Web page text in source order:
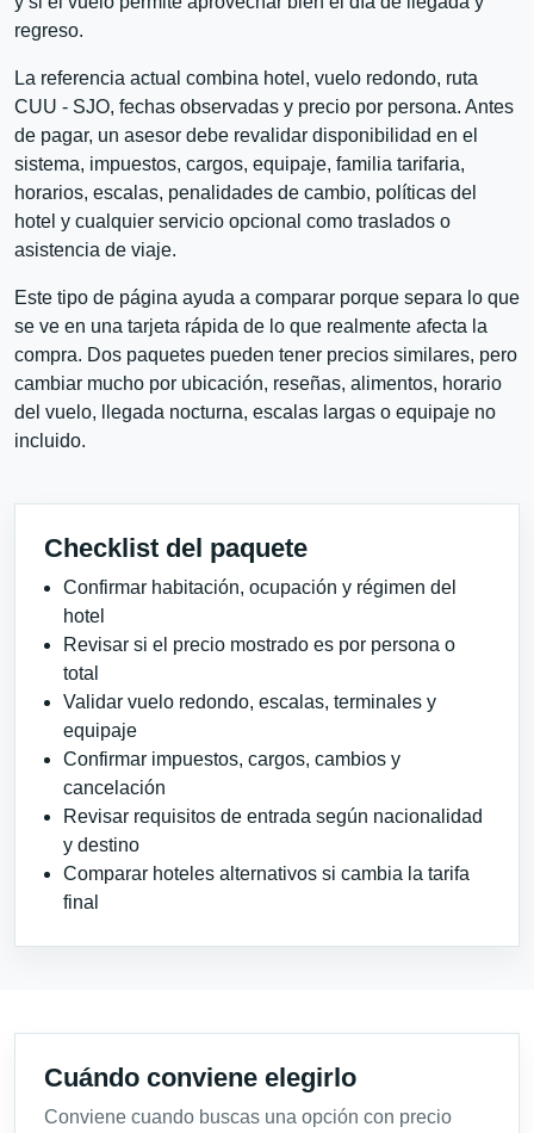
regreso.
La referencia actual combina hotel, vuelo redondo, ruta
CUU - SJO, fechas observadas y precio por persona. Antes
de pagar, un asesor debe revalidar disponibilidad en el
sistema, impuestos, cargos, equipaje, familia tarifaria,
horarios, escalas, penalidades de cambio, políticas del
hotel y cualquier servicio opcional como traslados o
asistencia de viaje.
Este tipo de página ayuda a comparar porque separa lo que
se ve en una tarjeta rápida de lo que realmente afecta la
compra. Dos paquetes pueden tener precios similares, pero
cambiar mucho por ubicación, reseñas, alimentos, horario
del vuelo, llegada nocturna, escalas largas o equipaje no
incluido.
Checklist del paquete
Confirmar habitación, ocupación y régimen del
hotel
Revisar si el precio mostrado es por persona o
total
Validar vuelo redondo, escalas, terminales y
equipaje
Confirmar impuestos, cargos, cambios y
cancelación
Revisar requisitos de entrada según nacionalidad
y destino
Comparar hoteles alternativos si cambia la tarifa
final
Cuándo conviene elegirlo
Conviene cuando buscas una opción con precio